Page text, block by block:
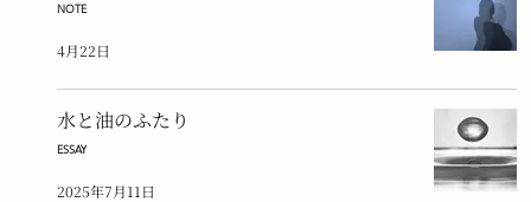
NOTE
4月22日
水と油のふたり
ESSAY
2025年7月11日